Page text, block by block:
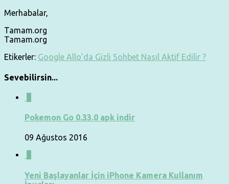
Merhabalar,
Tamam.org
Tamam.org
Etikerler: Google Allo’da Gizli Sohbet Nasıl Aktif Edilir ?
Sevebilirsin...
Pokemon Go 0.33.0 apk indir
09 Ağustos 2016
Yeni Başlayanlar İçin iPhone Kamera Kullanım